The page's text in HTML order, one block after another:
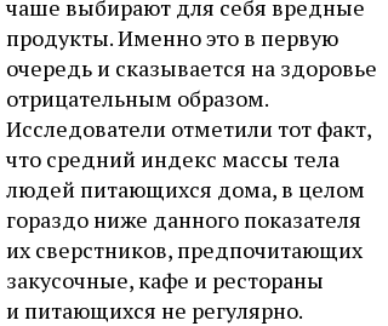
чаше выбирают для себя вредные
продукты. Именно это в первую
очередь и сказывается на здоровье
отрицательным образом.
Исследователи отметили тот факт,
что средний индекс массы тела
людей питающихся дома, в целом
гораздо ниже данного показателя
их сверстников, предпочитающих
закусочные, кафе и рестораны
и питающихся не регулярно.